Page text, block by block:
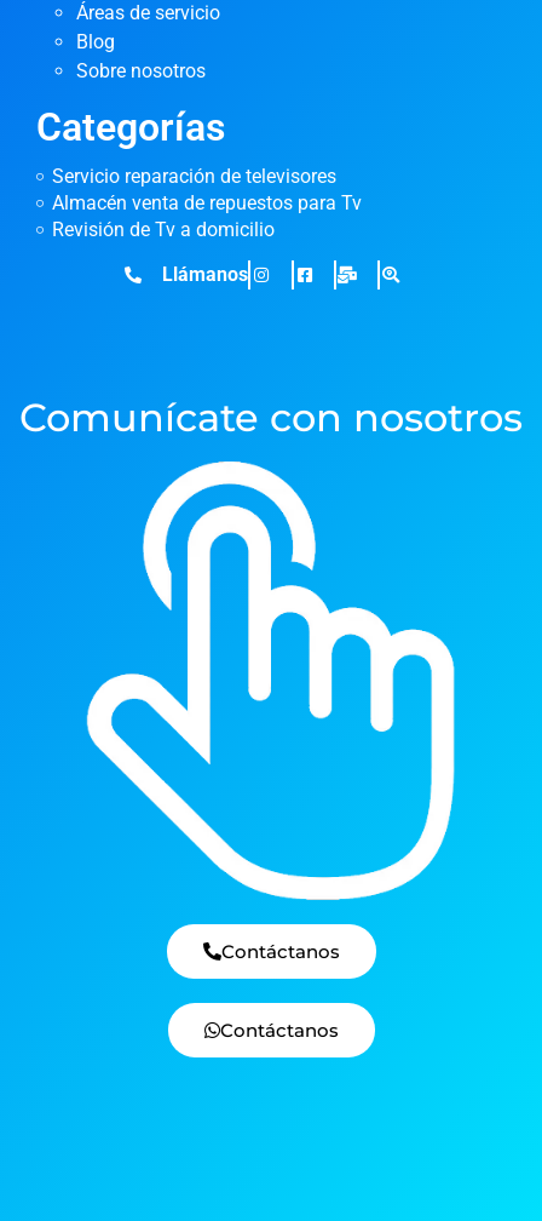
Áreas de servicio
Blog
Sobre nosotros
Categorías
Servicio reparación de televisores
Almacén venta de repuestos para Tv
Revisión de Tv a domicilio
Llámanos
Comunícate con nosotros
Contáctanos
Contáctanos